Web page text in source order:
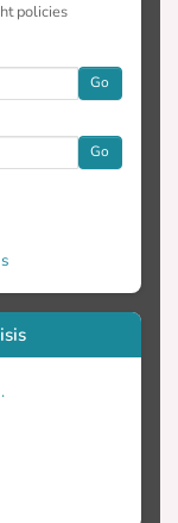
policies
Go
Go